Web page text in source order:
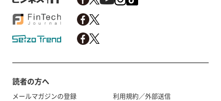
読者の方へ
メールマガジンの登録
利用規約／外部送信